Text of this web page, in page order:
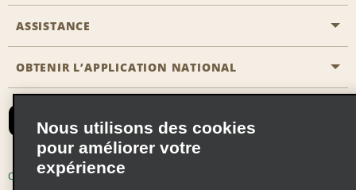
Solutions pour les professionnels
Carrière
ASSISTANCE
Accessibilité
Nous contacter
Recevoir des offres par email
OBTENIR L’APPLICATION NATIONAL
Conditions d’utilisation
Nous utilisons des cookies
pour améliorer votre
expérience